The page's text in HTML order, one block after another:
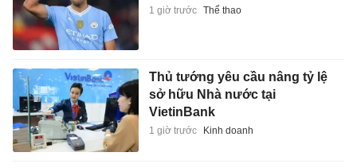
1 giờ trước Thể thao
Thủ tướng yêu cầu nâng tỷ lệ
sở hữu Nhà nước tại
VietinBank
1 giờ trước Kinh doanh